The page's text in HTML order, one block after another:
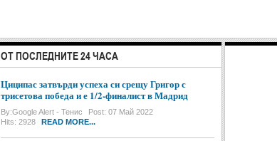
ОТ ПОСЛЕДНИТЕ 24 ЧАСА
Циципас затвърди успеха си срещу Григор с
трисетова победа и е 1/2-финалист в Мадрид
By:Google Alert - Тенис
Post: 07 Май 2022
Hits: 2928
READ MORE...